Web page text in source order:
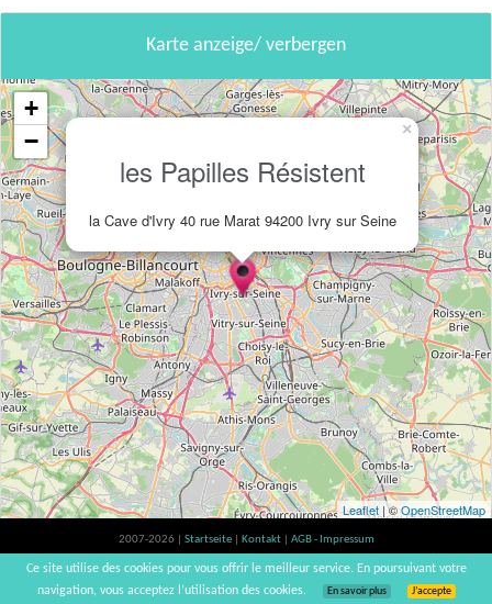
Karte anzeige/ verbergen
les Papilles Résistent
la Cave d'Ivry 40 rue Marat 94200 Ivry sur Seine
×
+
−
Leaflet | ©OpenStreetMap
2007-2026 | Startseite Kontakt
AGB - Impressum
Der Verzehr von Alkohol ist gesundheitsschädlich, Verzehr in Maßen empfohlen |
vinsnaturels | v3.12
Ce site utilise des cookies pour vous offrir le meilleur service. En poursuivant votre
navigation, vous acceptez l’utilisation des cookies.
En savoir plus J’accepte